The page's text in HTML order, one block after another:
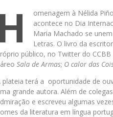
H
omenagem à Nélida
acontece no Dia
Maria Machado se
Letras. O livro da
público, no Twitter do
Sala de Armas; O calor das
plateia terá a oportunidade de
grande autora. Além de
e escreveu algumas
da literatura em língua